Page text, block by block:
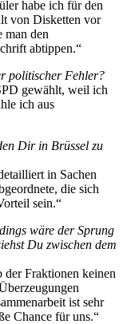
habe ich für den
von Disketten vor
man den
abtippen.“
politischer Fehler?
gewählt, weil ich
ich aus
Dir in Brüssel zu
in Sachen
die sich
sein.“
wäre der Sprung
Du zwischen dem
der Fraktionen keinen
ist sehr
Chance für uns.“